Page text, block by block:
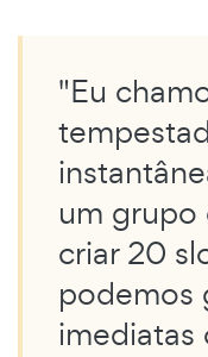
"Eu
um grupo
criar 20
podemos
imediatas